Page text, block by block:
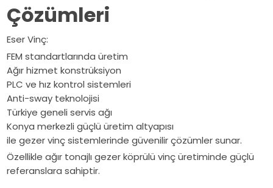
Çözümleri
Eser Vinç:
FEM standartlarında üretim
Ağır hizmet konstrüksiyon
PLC ve hız kontrol sistemleri
Anti-sway teknolojisi
Türkiye geneli servis ağı
Konya merkezli güçlü üretim altyapısı
ile gezer vinç sistemlerinde güvenilir çözümler sunar.
Özellikle ağır tonajlı gezer köprülü vinç üretiminde güçlü
referanslara sahiptir.